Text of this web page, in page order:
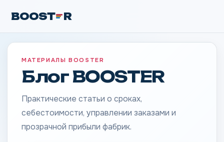
BOOST R
МАТЕРИАЛЫ BOOSTER
Блог BOOSTER
Практические статьи о сроках,
себестоимости, управлении заказами и
прозрачной прибыли фабрик.